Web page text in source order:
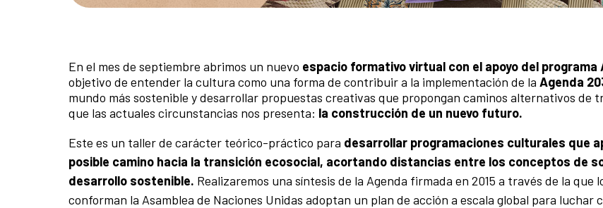
En el mes de septiembre abrimos un nuevo espacio formativo virtual con el apoyo del programa
objetivo de entender la cultura como una forma de contribuir a la implementación de la Agenda
mundo más sostenible y desarrollar propuestas creativas que propongan caminos alternativos de
que las actuales circunstancias nos presenta: la construcción de un nuevo futuro.
Este es un taller de carácter teórico-práctico para desarrollar programaciones culturales que
posible camino hacia la transición ecosocial, acortando distancias entre los conceptos de
desarrollo sostenible. Realizaremos una síntesis de la Agenda firmada en 2015 a través de la que
conforman la Asamblea de Naciones Unidas adoptan un plan de acción a escala global para luchar